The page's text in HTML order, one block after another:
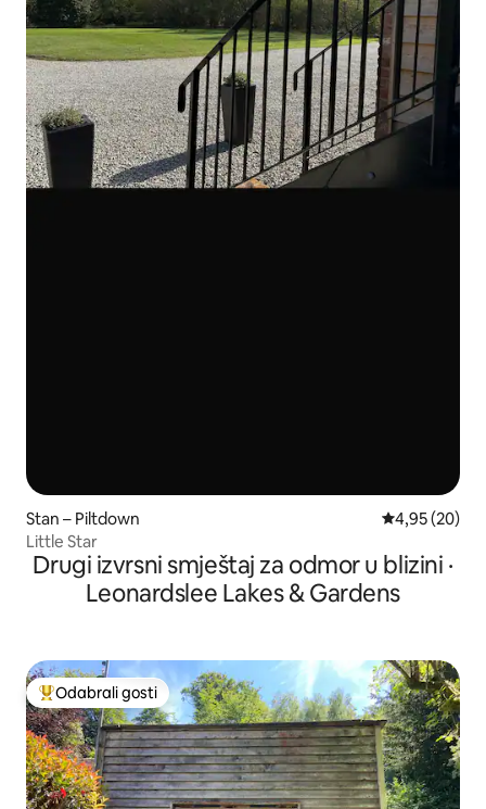
Stan – Piltdown Prosječna
4,95 (20)
Little Star
Drugi izvrsni smještaj za odmor u blizini ·
Leonardslee Lakes & Gardens
Među najviše rangiranima s oznakom „Odabrali gosti”
Odabrali gosti